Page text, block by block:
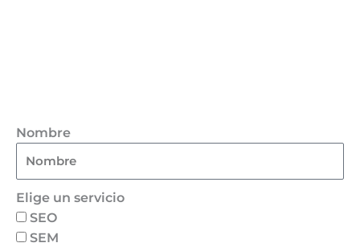
Nombre
Elige un servicio
SEO
SEM